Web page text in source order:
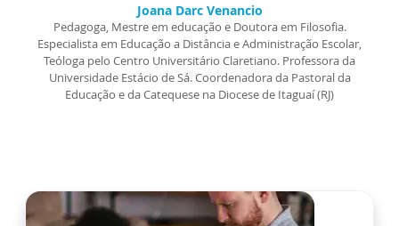
Joana Darc Venancio
Pedagoga, Mestre em educação e Doutora em Filosofia.
Especialista em Educação a Distância e Administração Escolar,
Teóloga pelo Centro Universitário Claretiano. Professora da
Universidade Estácio de Sá. Coordenadora da Pastoral da
Educação e da Catequese na Diocese de Itaguaí (RJ)